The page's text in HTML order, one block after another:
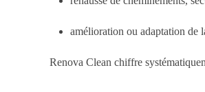
amélioration ou adaptation de
Renova Clean chiffre